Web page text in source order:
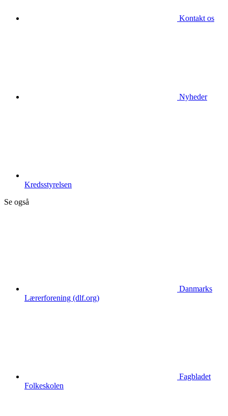
Kontakt os
Nyheder
Kredsstyrelsen
Se også
Danmarks
Lærerforening (dlf.org)
Fagbladet
Folkeskolen